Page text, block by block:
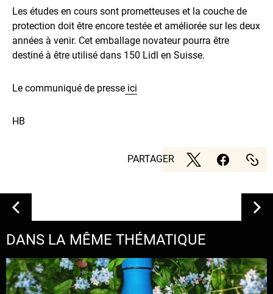
Les études en cours sont prometteuses et la couche de
protection doit être encore testée et améliorée sur les deux
années à venir. Cet emballage novateur pourra être
destiné à être utilisé dans 150 Lidl en Suisse.
Le communiqué de presse ici
HB
PARTAGER
DANS LA MÊME THÉMATIQUE